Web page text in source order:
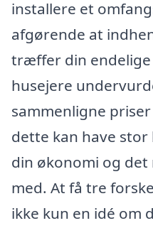
installere et
afgørende at
træffer din
husejere
sammenligne
dette kan have
din økonomi og
med. At få tre
ikke kun en idé om